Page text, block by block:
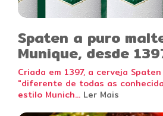
Spaten a puro
Munique, desde
Criada em 1397, a cerveja
"diferente de todas as
estilo Munich... Ler Mais